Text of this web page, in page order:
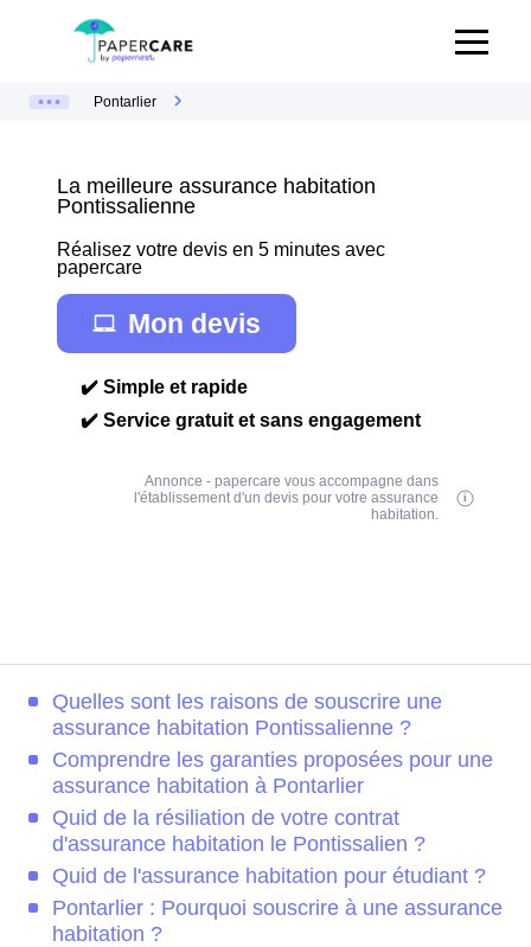
Pontarlier
La meilleure assurance habitation
Pontissalienne
Réalisez votre devis en 5 minutes avec
papercare
Mon devis
✔️ Simple et rapide
✔️ Service gratuit et sans engagement
Annonce - papercare vous accompagne dans
l'établissement d'un devis pour votre assurance
habitation.
Quelles sont les raisons de souscrire une
assurance habitation Pontissalienne ?
Comprendre les garanties proposées pour une
assurance habitation à Pontarlier
Quid de la résiliation de votre contrat
d'assurance habitation le Pontissalien ?
Quid de l'assurance habitation pour étudiant ?
Pontarlier : Pourquoi souscrire à une assurance
habitation ?